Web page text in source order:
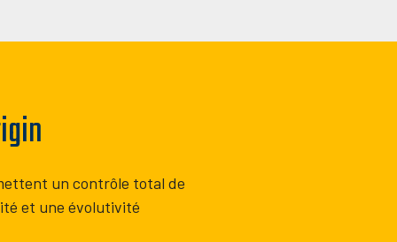
un contrôle total de
et une évolutivité